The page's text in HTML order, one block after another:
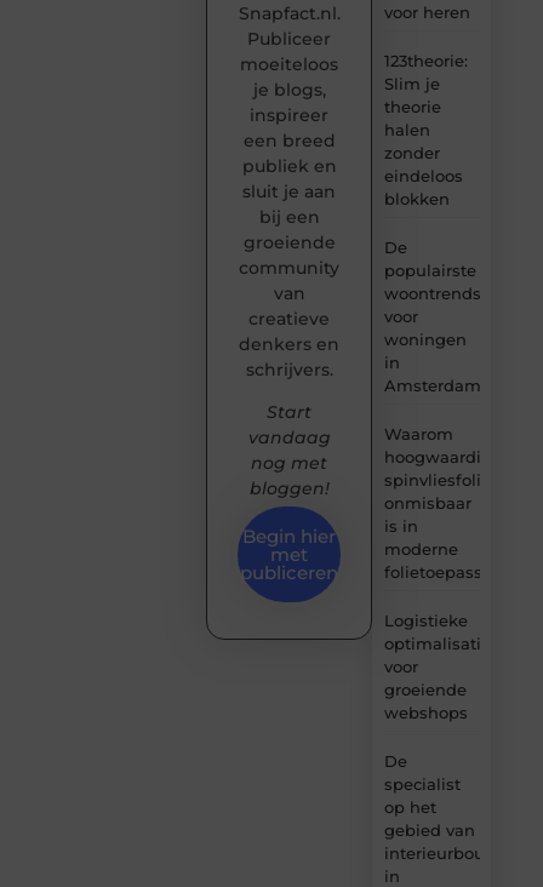
voor heren
123theorie:
Slim je
theorie
halen
zonder
eindeloos
blokken
De
populairste
woontrends
voor
woningen
in
Amsterdam
Waarom
hoogwaardige
spinvliesfolie
onmisbaar
is in
moderne
folietoepassingen
Logistieke
optimalisatie
voor
groeiende
webshops
De
specialist
op het
gebied van
interieurbouw
in
Snapfact.nl.
Publiceer
moeiteloos
je blogs,
inspireer
een breed
publiek en
sluit je aan
bij een
groeiende
community
van
creatieve
denkers en
schrijvers.
Start
vandaag
nog met
bloggen!
Begin hier
met
publiceren